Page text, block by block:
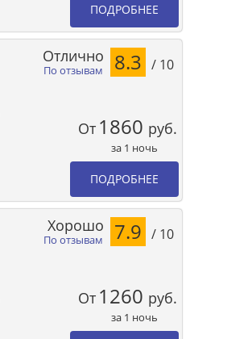
ПОДРОБНЕЕ
По отзывам
Отлично 8.3 / 10
От 1860 руб.
за 1 ночь
ПОДРОБНЕЕ
По отзывам
Хорошо 7.9 / 10
От 1260 руб.
за 1 ночь